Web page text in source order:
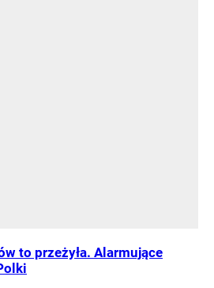
to przeżyła. Alarmujące